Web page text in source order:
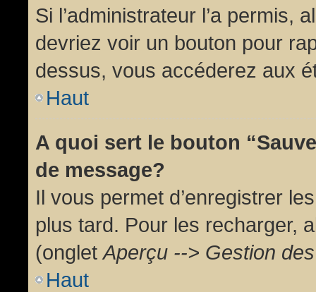
Si l’administrateur l’a permis,
devriez voir un bouton pour
dessus, vous accéderez aux
Haut
A quoi sert le bouton
de message?
Il vous permet d’enregistrer
plus tard. Pour les recharger,
(ongletAperçu --> Gestion
Haut